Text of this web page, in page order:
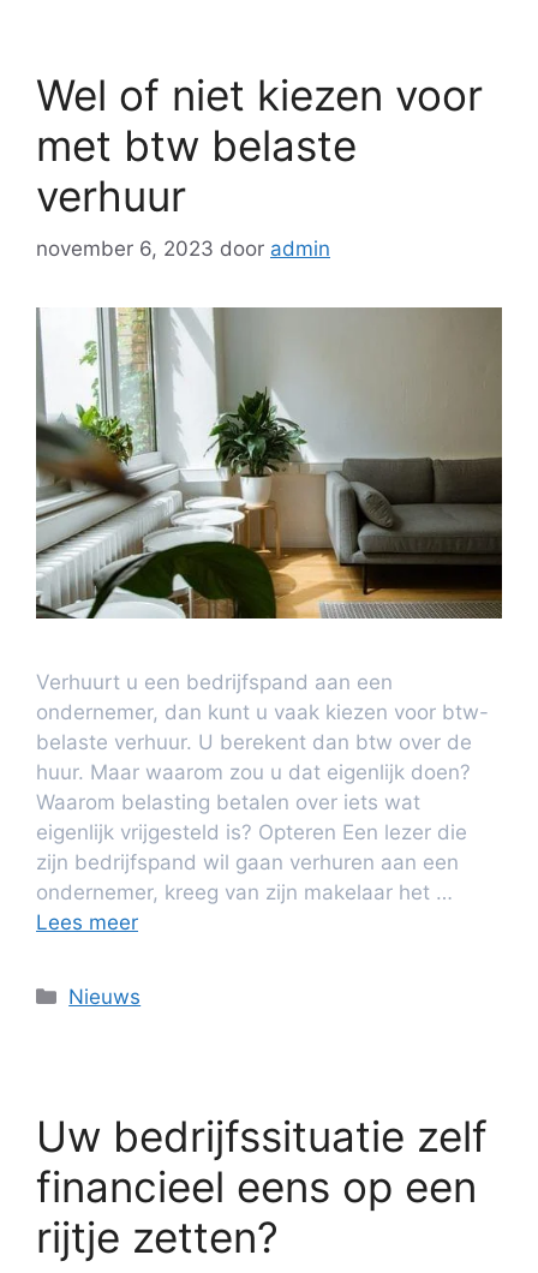
Wel of niet kiezen voor
met btw belaste
verhuur
november 6, 2023 door admin
Verhuurt u een bedrijfspand aan een
ondernemer, dan kunt u vaak kiezen voor btw-
belaste verhuur. U berekent dan btw over de
huur. Maar waarom zou u dat eigenlijk doen?
Waarom belasting betalen over iets wat
eigenlijk vrijgesteld is? Opteren Een lezer die
zijn bedrijfspand wil gaan verhuren aan een
ondernemer, kreeg van zijn makelaar het …
Lees meer
Nieuws
Uw bedrijfssituatie zelf
financieel eens op een
rijtje zetten?